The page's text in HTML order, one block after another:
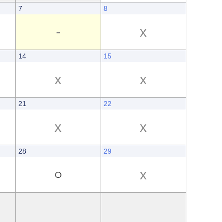
7
-
8
x
14
x
15
x
21
x
22
x
28
○
29
x